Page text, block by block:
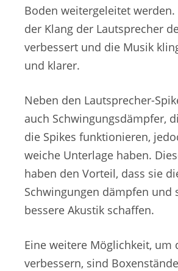
Boden weitergeleitet
der Klang der Lautsprecher
verbessert und die Musik
und klarer.
Neben den Lautsprecher-
auch Schwingungsdämpfer,
die Spikes funktionieren,
weiche Unterlage haben.
haben den Vorteil, dass sie
Schwingungen dämpfen und
bessere Akustik schaffen.
Eine weitere Möglichkeit, um
verbessern, sind